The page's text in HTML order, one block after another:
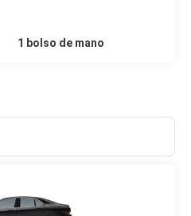
1 bolso de mano